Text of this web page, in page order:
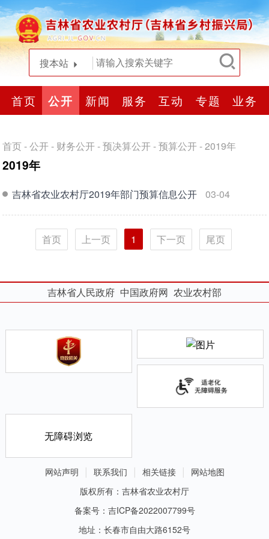
搜本站
首页 公开 新闻 服务 互动 专题 业务
首页-公开 - 财务公开 -预决算公开 -预算公开 -2019年
2019年
吉林省农业农村厅2019年部门预算信息公开 03-04
首页 上一页 1 下一页 尾页
吉林省人民政府 中国政府网 农业农村部
无障碍浏览
网站声明 联系我们 相关链接
网站地图
版权所有：吉林省农业农村厅
备案号：吉ICP备2022007799号
地址：长春市自由大路6152号